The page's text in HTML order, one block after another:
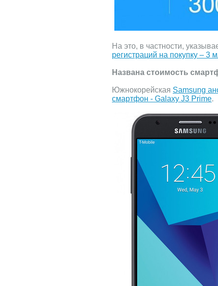
На это, в частности,
регистраций на покупку – 3
Названа стоимость
Южнокорейская Samsung
смартфон - Galaxy J3 Prime.